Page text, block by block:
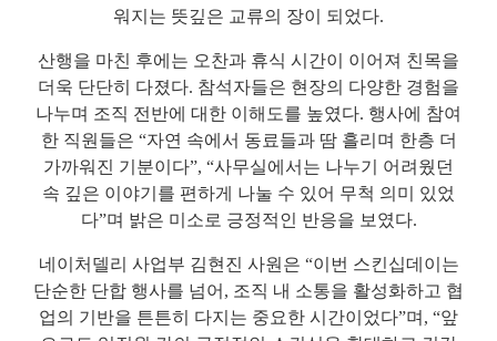
워지는 뜻깊은 교류의 장이 되었다.
산행을 마친 후에는 오찬과 휴식 시간이 이어져 친목을
더욱 단단히 다졌다. 참석자들은 현장의 다양한 경험을
나누며 조직 전반에 대한 이해도를 높였다. 행사에 참여
한 직원들은 “자연 속에서 동료들과 땀 흘리며 한층 더
가까워진 기분이다”, “사무실에서는 나누기 어려웠던
속 깊은 이야기를 편하게 나눌 수 있어 무척 의미 있었
다”며 밝은 미소로 긍정적인 반응을 보였다.
네이처델리 사업부 김현진 사원은 “이번 스킨십데이는
단순한 단합 행사를 넘어 , 조직 내 소통을 활성화하고 협
업의 기반을 튼튼히 다지는 중요한 시간이었다”며 , “앞